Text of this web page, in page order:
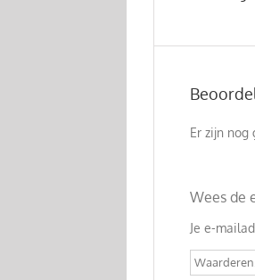
Er zijn nog
Wees de
Je e-